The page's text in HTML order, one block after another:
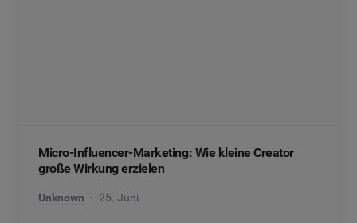
Micro-Influencer-Marketing: Wie kleine Creator
große Wirkung erzielen
Unknown 25. Juni